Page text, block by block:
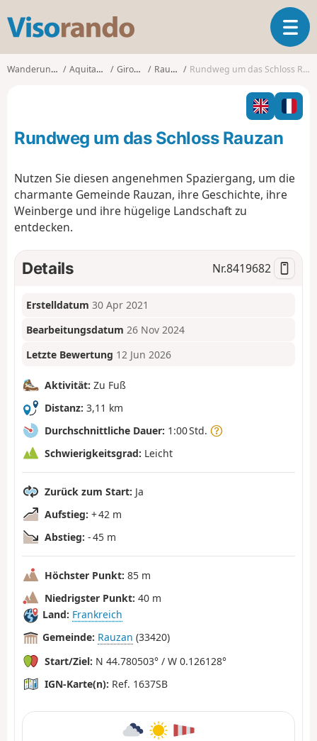
s
o
T
o
l
n
g
n
Wanderungen Aquitanien Gironde Rauzan Rundweg um das Schloss Rauzan
Rundweg um das Schloss Rauzan
Nutzen Sie diesen angenehmen Spaziergang, um die
charmante Gemeinde Rauzan, ihre Geschichte, ihre
Weinberge und ihre hügelige Landschaft zu
entdecken.
Details Nr.8419682
Erstelldatum 30 Apr 2021
Bearbeitungsdatum 26 Nov 2024
Letzte Bewertung 12 Jun 2026
Aktivität: Zu Fuß
Distanz: 3,11 km
Durchschnittliche Dauer: 1:00 Std.
Schwierigkeitsgrad: Leicht
Zurück zum Start: Ja
Aufstieg: + 42 m
Abstieg: - 45 m
Höchster Punkt: 85 m
Niedrigster Punkt: 40 m
Land: Frankreich
Gemeinde: Rauzan (33420)
Start/Ziel: N 44.780503° / W 0.126128°
IGN-Karte(n): Ref. 1637SB